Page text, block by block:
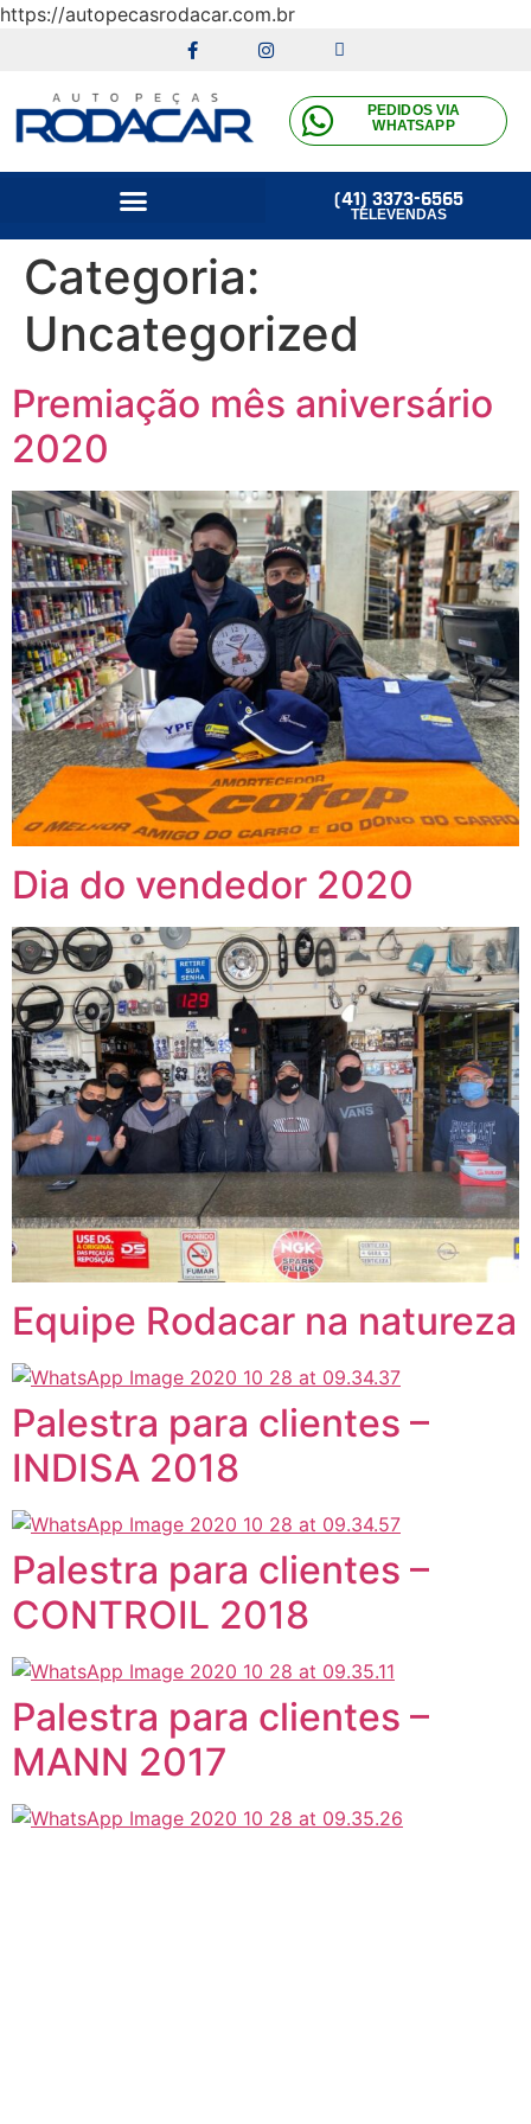
https://autopecasrodacar.com.br
PEDIDOS VIA
WHATSAPP
(41) 3373-6565
TELEVENDAS
Categoria:
Uncategorized
Premiação mês aniversário
2020
Dia do vendedor 2020
Equipe Rodacar na natureza
Palestra para clientes –
INDISA 2018
Palestra para clientes –
CONTROIL 2018
Palestra para clientes –
MANN 2017